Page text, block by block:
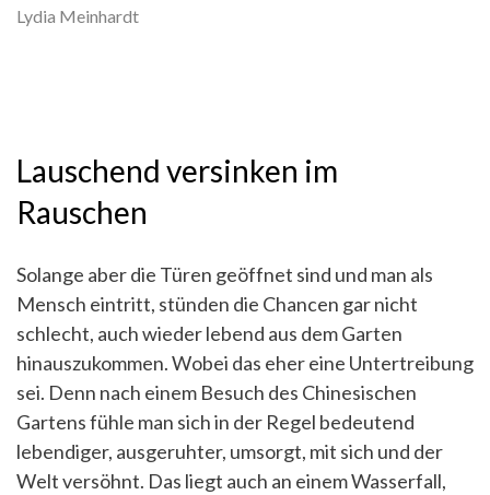
Lydia Meinhardt
Lauschend versinken im
Rauschen
Solange aber die Türen geöffnet sind und man als
Mensch eintritt, stünden die Chancen gar nicht
schlecht, auch wieder lebend aus dem Garten
hinauszukommen. Wobei das eher eine Untertreibung
sei. Denn nach einem Besuch des Chinesischen
Gartens fühle man sich in der Regel bedeutend
lebendiger, ausgeruhter, umsorgt, mit sich und der
Welt versöhnt. Das liegt auch an einem Wasserfall,